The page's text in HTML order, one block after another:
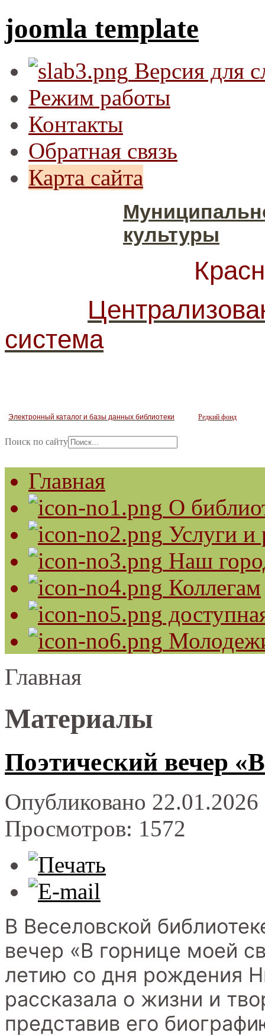
joomla template
Версия для
Режим работы
Контакты
Обратная связь
Карта сайта
культуры
система
Электронный каталог и базы данных библиотеки Редкий фонд
Поиск по сайту
Главная
О
Услуги и
Наш
Коллегам
Главная
Материалы
Поэтический вечер
Опубликовано
Просмотров: 1572
В Веселовской
вечер «В горнице моей
летию со дня рождения
рассказала о жизни и
представив его